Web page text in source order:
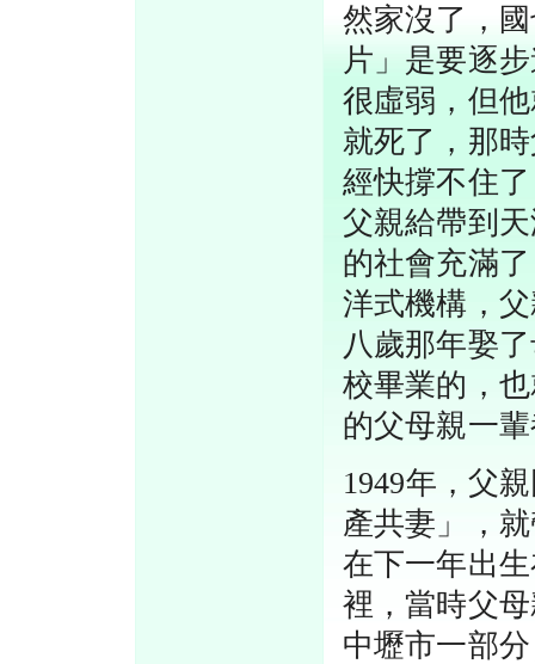
然家沒了，
片」是要逐
很虛弱，但
就死了，那
經快撐不住
父親給帶到
的社會充滿
洋式機構，
八歲那年娶
校畢業的，
的父母親一
1949年，父
產共妻」，
在下一年出
裡，當時父
中壢市一部